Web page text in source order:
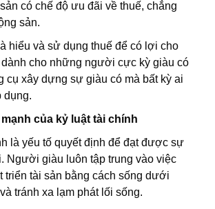
có chế độ ưu đãi về thuế, chẳng
sản.
hiểu và sử dụng thuế để có lợi cho
dành cho những người cực kỳ giàu có
cụ xây dựng sự giàu có mà bất kỳ ai
dụng.
của kỷ luật tài chính
là yếu tố quyết định để đạt được sự
Người giàu luôn tập trung vào việc
triển tài sản bằng cách sống dưới
tránh xa lạm phát lối sống.